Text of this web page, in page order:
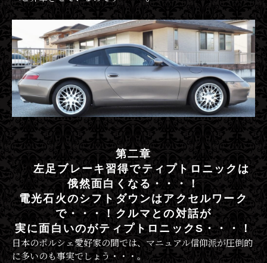
第二章
左足ブレーキ習得でティプトロニックは
俄然面白くなる・・・！
電光石火のシフトダウンはアクセルワーク
で・・・！クルマとの対話が
実に面白いのがティプトロニックS・・・！
日本のポルシェ愛好家の間では、マニュアル信仰派が圧倒的
に多いのも事実でしょう・・・。